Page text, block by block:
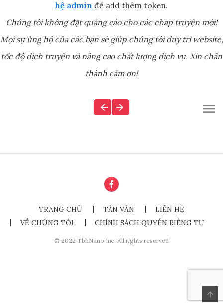
hệ admin để add thêm token.
Chúng tôi không đặt quảng cáo cho các chap truyện mới!
Mọi sự ủng hộ của các bạn sẽ giúp chúng tôi duy trì website,
tốc độ dịch truyện và nâng cao chất lượng dịch vụ. Xin chân
thành cảm ơn!
TRANG CHỦ TẢN VĂN
LIÊN HỆ
VỀ CHÚNG TÔI
CHÍNH SÁCH QUYỀN RIÊNG TƯ
© 2022 TbhNano Inc. All rights reserved